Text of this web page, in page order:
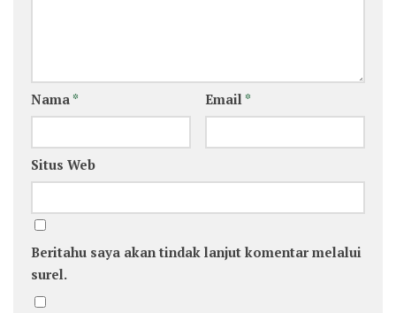
Nama * Email *
Situs Web
Beritahu saya akan tindak lanjut komentar melalui
surel.